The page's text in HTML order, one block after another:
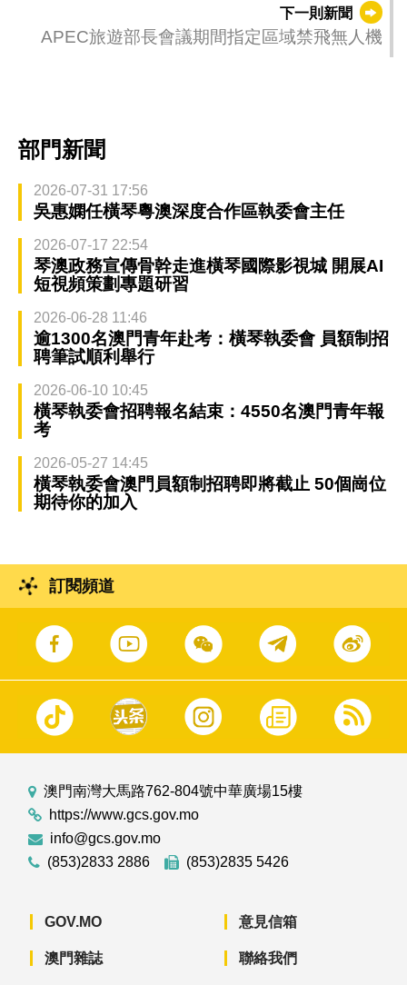
下一則新聞
APEC旅遊部長會議期間指定區域禁飛無人機
部門新聞
2026-07-31 17:56
吳惠嫻任橫琴粵澳深度合作區執委會主任
2026-07-17 22:54
琴澳政務宣傳骨幹走進橫琴國際影視城 開展AI
短視頻策劃專題研習
2026-06-28 11:46
逾1300名澳門青年赴考：橫琴執委會 員額制招
聘筆試順利舉行
2026-06-10 10:45
橫琴執委會招聘報名結束：4550名澳門青年報
考
2026-05-27 14:45
橫琴執委會澳門員額制招聘即將截止 50個崗位
期待你的加入
訂閱頻道
澳門南灣大馬路762-804號中華廣場15樓
https://www.gcs.gov.mo
info@gcs.gov.mo
(853)2833 2886
(853)2835 5426
GOV.MO
澳門雜誌
意見信箱
聯絡我們